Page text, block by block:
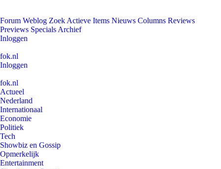
Forum Weblog Zoek Actieve Items Nieuws Columns Reviews
Previews Specials Archief
Inloggen
fok.nl
Inloggen
fok.nl
Actueel
Nederland
Internationaal
Economie
Politiek
Tech
Showbiz en Gossip
Opmerkelijk
Entertainment